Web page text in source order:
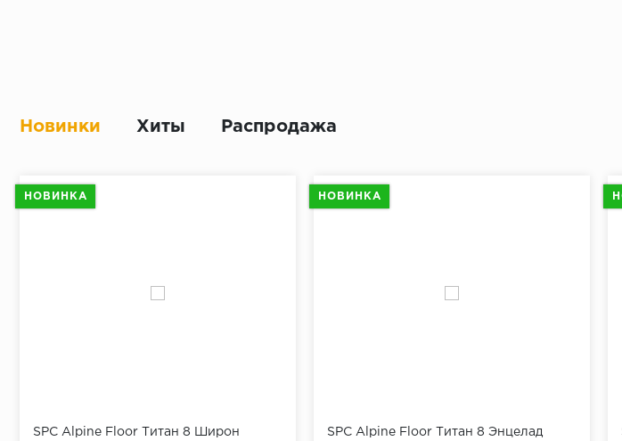
Новинки Хиты Распродажа
НОВИНКА
SPC Alpine Floor Титан 8 Широн
НОВИНКА
SPC Alpine Floor Титан 8 Энцелад